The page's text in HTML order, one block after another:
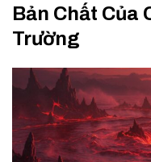
Bản Chất Của
Trường